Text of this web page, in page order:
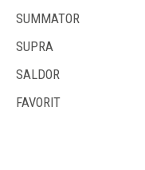
SUMMATOR
SUPRA
SALDOR
FAVORIT